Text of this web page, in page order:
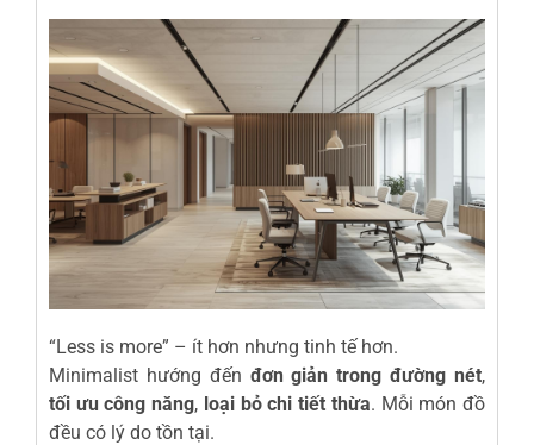
“Less is more” – ít hơn nhưng tinh tế hơn.
Minimalist hướng đến đơn giản trong đường nét,
tối ưu công năng, loại bỏ chi tiết thừa. Mỗi món đồ
đều có lý do tồn tại.